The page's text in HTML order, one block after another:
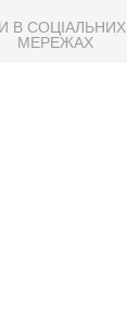
В СОЦІАЛЬНИХ
МЕРЕЖАХ